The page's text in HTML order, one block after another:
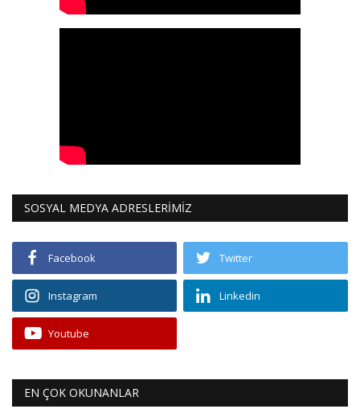
SOSYAL MEDYA ADRESLERİMİZ
Facebook Twitter
Instagram Linkedin
Youtube
EN ÇOK OKUNANLAR